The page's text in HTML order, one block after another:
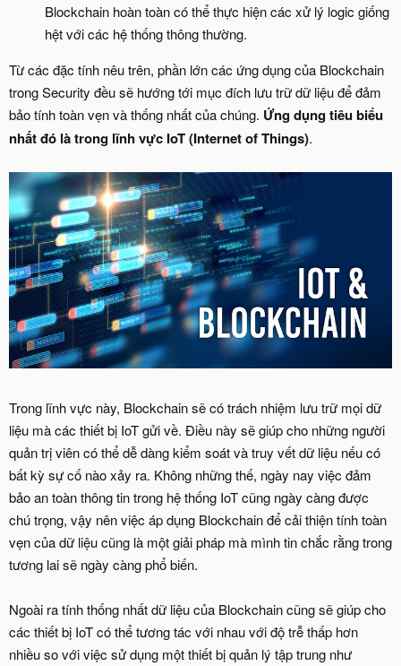
Blockchain hoàn toàn có thể thực hiện các xử lý logic giống
hệt với các hệ thống thông thường.
Từ các đặc tính nêu trên, phần lớn các ứng dụng của Blockchain
trong Security đều sẽ hướng tới mục đích lưu trữ dữ liệu để đảm
bảo tính toàn vẹn và thống nhất của chúng. Ứng dụng tiêu biểu
nhất đó là trong lĩnh vực IoT (Internet of Things).
Trong lĩnh vực này, Blockchain sẽ có trách nhiệm lưu trữ mọi dữ
liệu mà các thiết bị IoT gửi về. Điều này sẽ giúp cho những người
quản trị viên có thể dễ dàng kiểm soát và truy vết dữ liệu nếu có
bất kỳ sự cố nào xảy ra. Không những thế, ngày nay việc đảm
bảo an toàn thông tin trong hệ thống IoT cũng ngày càng được
chú trọng, vậy nên việc áp dụng Blockchain để cải thiện tính toàn
vẹn của dữ liệu cũng là một giải pháp mà mình tin chắc rằng trong
tương lai sẽ ngày càng phổ biến.
Ngoài ra tính thống nhất dữ liệu của Blockchain cũng sẽ giúp cho
các thiết bị IoT có thể tương tác với nhau với độ trễ thấp hơn
nhiều so với việc sử dụng một thiết bị quản lý tập trung như